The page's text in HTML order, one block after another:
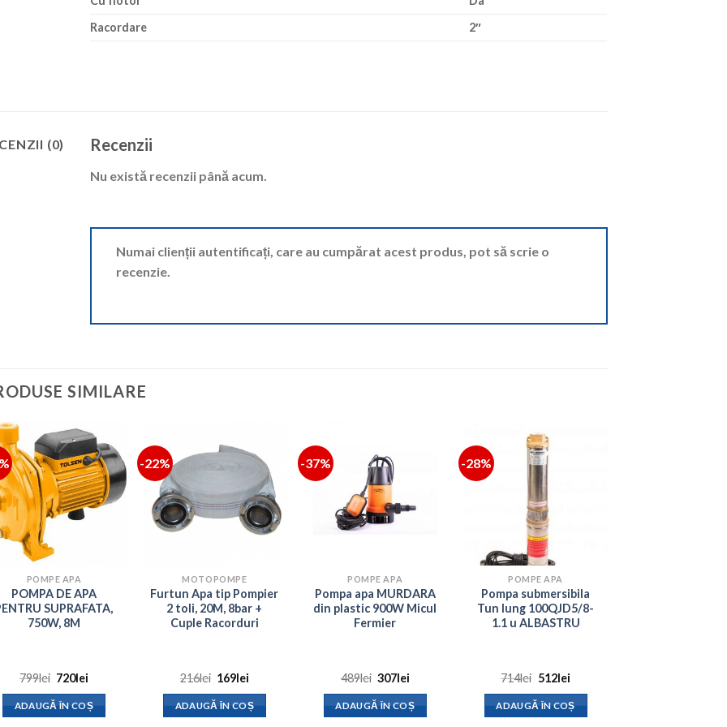
Racordare
2″
(0) Recenzii
Nu există recenzii până acum.
Numai clienții autentificați, care au cumpărat acest produs, pot să scrie o
recenzie.
SIMILARE
POMPE APA
POMPA DE APA
SUPRAFATA,
750W, 8M
799lei Prețul
a
fost:
720lei
este:
720lei.
ADAUGĂ ÎN COȘ
-22%
MOTOPOMPE
Furtun Apa tip Pompier
2 toli, 20M, 8bar +
Cuple Racorduri
216lei Prețul
a
fost:
169leiPrețul
este:
169lei.
ADAUGĂ ÎN COȘ
-37%
POMPE APA
Pompa apa MURDARA
din plastic 900W Micul
Fermier
489lei Prețul
a
fost:
307leiPrețul
este:
307lei.
ADAUGĂ ÎN COȘ
-28%
POMPE APA
Pompa submersibila
Tun lung 100QJD5/8-
1.1 u ALBASTRU
714lei Prețul
a
fost:
512leiPrețul
este:
512lei.
ADAUGĂ ÎN COȘ